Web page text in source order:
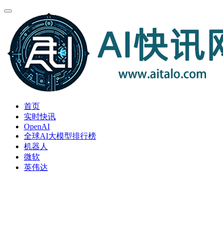
首页
实时快讯
OpenAI
全球AI大模型排行榜
机器人
微软
英伟达